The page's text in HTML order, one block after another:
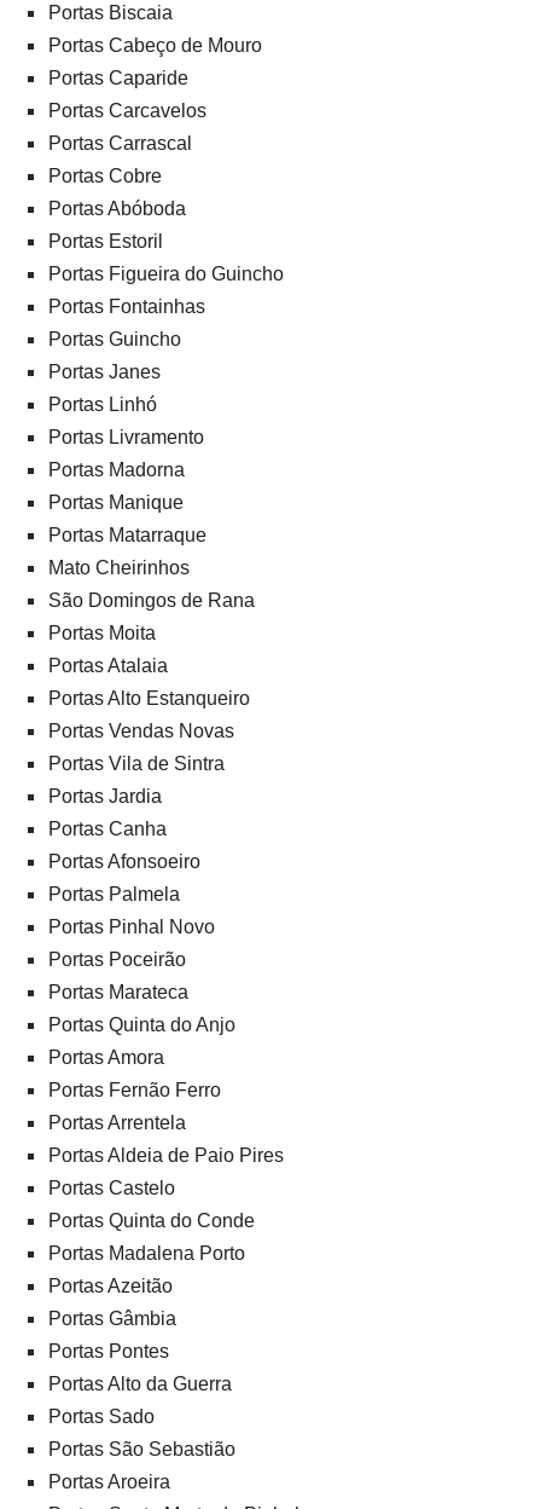
Portas Biscaia
Portas Cabeço de Mouro
Portas Caparide
Portas Carcavelos
Portas Carrascal
Portas Cobre
Portas Abóboda
Portas Estoril
Portas Figueira do Guincho
Portas Fontainhas
Portas Guincho
Portas Janes
Portas Linhó
Portas Livramento
Portas Madorna
Portas Manique
Portas Matarraque
Mato Cheirinhos
São Domingos de Rana
Portas Moita
Portas Atalaia
Portas Alto Estanqueiro
Portas Vendas Novas
Portas Vila de Sintra
Portas Jardia
Portas Canha
Portas Afonsoeiro
Portas Palmela
Portas Pinhal Novo
Portas Poceirão
Portas Marateca
Portas Quinta do Anjo
Portas Amora
Portas Fernão Ferro
Portas Arrentela
Portas Aldeia de Paio Pires
Portas Castelo
Portas Quinta do Conde
Portas Madalena Porto
Portas Azeitão
Portas Gâmbia
Portas Pontes
Portas Alto da Guerra
Portas Sado
Portas São Sebastião
Portas Aroeira